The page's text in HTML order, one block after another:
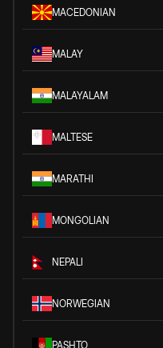
MACEDONIAN
MALAY
MALAYALAM
MALTESE
MARATHI
MONGOLIAN
NEPALI
NORWEGIAN
PASHTO